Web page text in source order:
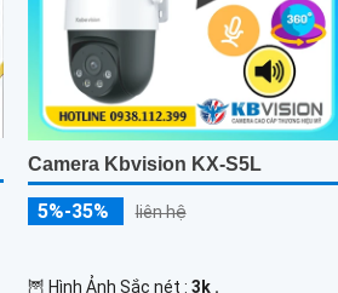
Camera Kbvision KX-S5L
5%-35% liên hệ
🦉 Hình Ảnh Sắc nét : 3k .